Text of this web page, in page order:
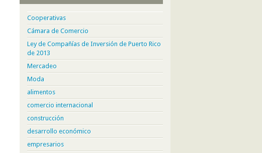
Cooperativas
Cámara de Comercio
Ley de Compañías de Inversión de Puerto Rico
de 2013
Mercadeo
Moda
alimentos
comercio internacional
construcción
desarrollo económico
empresarios